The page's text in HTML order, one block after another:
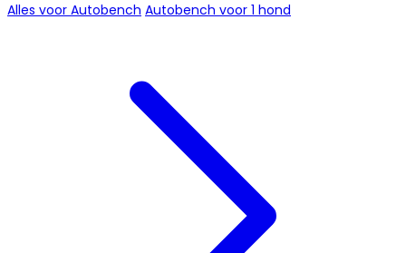
Alles voor Autobench Autobench voor 1 hond